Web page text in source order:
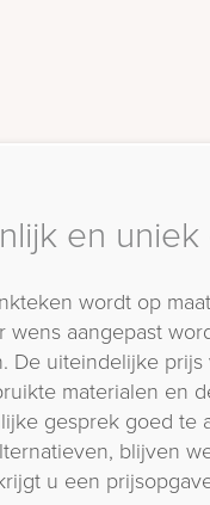
en
wordt op
wens aangepast
De uiteindelijke
materialen en
gesprek goed te
blijven
u een